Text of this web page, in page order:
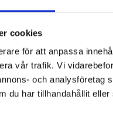
cookies
för att anpassa
vår trafik. Vi
och analysföretag
du har tillhandahållit